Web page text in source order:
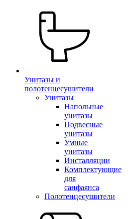
Унитазы и
полотенцесушители
Унитазы
Напольные
унитазы
Подвесные
унитазы
Умные
унитазы
Инсталляции
Комплектующие
для
санфаянса
Полотенцесушители